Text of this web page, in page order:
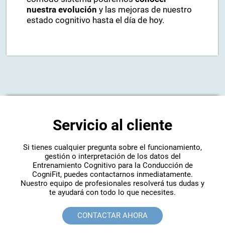
nuestra evolución y las mejoras de nuestro
estado cognitivo hasta el día de hoy.
Servicio al cliente
Si tienes cualquier pregunta sobre el funcionamiento,
gestión o interpretación de los datos del
Entrenamiento Cognitivo para la Conducción de
CogniFit, puedes contactarnos inmediatamente.
Nuestro equipo de profesionales resolverá tus dudas y
te ayudará con todo lo que necesites.
CONTACTAR AHORA